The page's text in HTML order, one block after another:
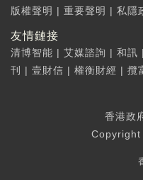
版權聲明 | 重要聲明 | 私隱
友情鏈接
清博智能 | 艾媒諮詢 | 和訊 |
刊
| 壹財信 | 權衡財經 | 攬
香港政
Copyright